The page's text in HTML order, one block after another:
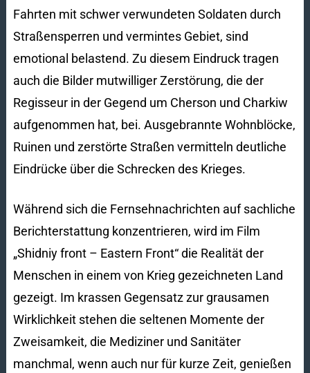
Fahrten mit schwer verwundeten Soldaten durch
Straßensperren und vermintes Gebiet, sind
emotional belastend. Zu diesem Eindruck tragen
auch die Bilder mutwilliger Zerstörung, die der
Regisseur in der Gegend um Cherson und Charkiw
aufgenommen hat, bei. Ausgebrannte Wohnblöcke,
Ruinen und zerstörte Straßen vermitteln deutliche
Eindrücke über die Schrecken des Krieges.
Während sich die Fernsehnachrichten auf sachliche
Berichterstattung konzentrieren, wird im Film
„Shidniy front – Eastern Front“ die Realität der
Menschen in einem von Krieg gezeichneten Land
gezeigt. Im krassen Gegensatz zur grausamen
Wirklichkeit stehen die seltenen Momente der
Zweisamkeit, die Mediziner und Sanitäter
manchmal, wenn auch nur für kurze Zeit, genießen